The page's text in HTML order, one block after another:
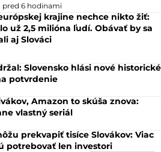
pred 6 hodinami
krajine nechce nikto žiť:
už 2,5 milióna ľudí. Obávať by sa
aj Slováci
Slovensko hlási nové historické
potvrdenie
Amazon to skúša znova:
vlastný seriál
prekvapiť tisíce Slovákov: Viac
potrebovať len investori